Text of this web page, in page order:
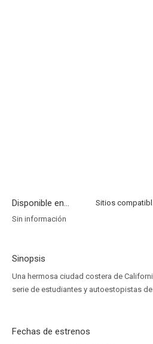
Disponible en...
Sin información
Sinopsis
Una hermosa ciudad costera de
serie de estudiantes y autoestopistas
Fechas de estrenos